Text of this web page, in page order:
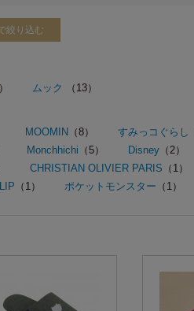
絞り込む
ムック
（13）
MOOMIN（8） すみっコぐらし
Monchhichi （5） Disney（2）
CHRISTIAN OLIVIER PARIS （1）
（1） ポケットモンスター （1）